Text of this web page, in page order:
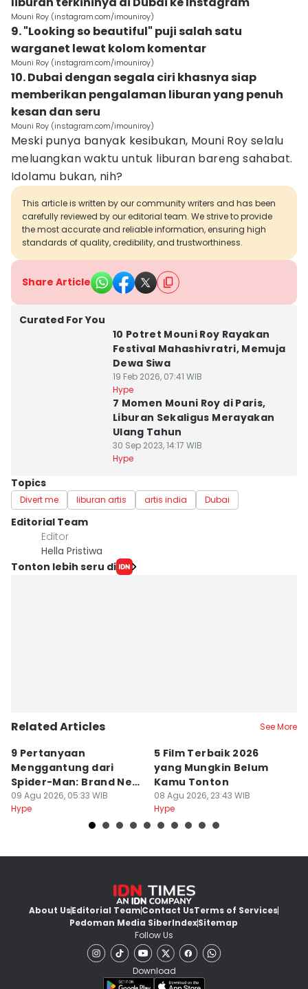
Mouni Roy (instagram.com/imouniroy)
9. "Looking so beautiful" puji salah satu
warganet lewat kolom komentar
Mouni Roy (instagram.com/imouniroy)
10. Dubai dengan segala ciri khasnya siap
memberikan pengalaman liburan yang penuh
kesan dan seru
Mouni Roy (instagram.com/imouniroy)
Meski punya banyak kesibukan, Mouni Roy selalu
meluangkan waktu untuk liburan bareng sahabat.
Idolamu bukan, nih?
This article is written by our community writers and has been
carefully reviewed by our editorial team. We strive to provide
the most accurate and reliable information, ensuring high
standards of quality, credibility, and trustworthiness.
Share Article
Curated For You
10 Potret Mouni Roy Rayakan
Festival Mahashivratri, Memuja
Dewa Siwa
19 Feb 2026, 07:41 WIB
Hype
7 Momen Mouni Roy di Paris,
Liburan Sekaligus Merayakan
Ulang Tahun
30 Sep 2023, 14:17 WIB
Hype
Topics
Divert me liburan artis artis india Dubai
Editorial Team
Editor
Hella Pristiwa
Tonton lebih seru di
Related Articles See More
9 Pertanyaan
Menggantung dari
Spider-Man: Brand New
Day, Jean Kemana?
09 Agu 2026, 05:33 WIB
Hype
5 Film Terbaik 2026
yang Mungkin Belum
Kamu Tonton
08 Agu 2026, 23:43 WIB
Hype
About UsEditorial TeamContact UsTerms of Services
Pedoman Media SiberIndexSitemap
Follow Us
Download